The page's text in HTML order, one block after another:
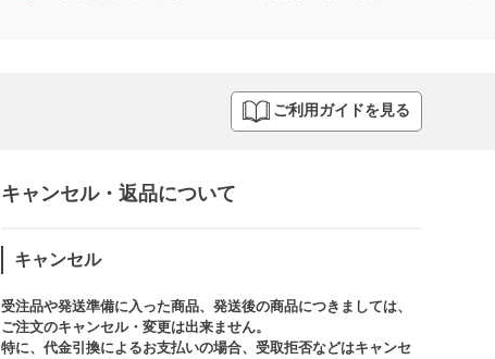
ご利用ガイドを見る
キャンセル・返品について​
キャンセル
受注品や発送準備に入った商品、発送後の商品につきましては、
ご注文のキャンセル・変更は出来ません。​
特に、代金引換によるお支払いの場合、受取拒否などはキャンセ